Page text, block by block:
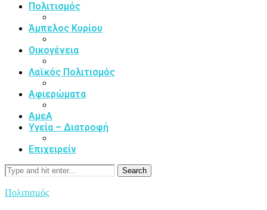
Πολιτισμός
Άμπελος Κυρίου
Οικογένεια
Λαϊκός Πολιτισμός
Αφιερώματα
ΑμεΑ
Υγεία – Διατροφή
Επιχειρείν
Search
Πολιτισμός